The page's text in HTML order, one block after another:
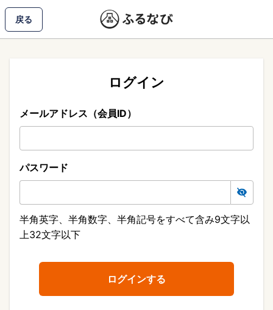
戻る
ログイン
メールアドレス（会員ID）
パスワード
半角英字、半角数字、半角記号をすべて含み9文字以
上32文字以下